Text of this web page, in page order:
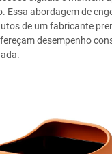
Essa abordagem de
de um fabricante
desempenho